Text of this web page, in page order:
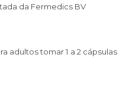
da Fermedics BV
adultos tomar 1 a 2 cápsulas